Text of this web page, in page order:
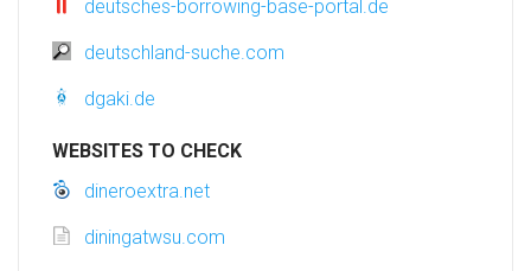
deutsches-borrowing-base-portal.de
deutschland-suche.com
dgaki.de
WEBSITES TO CHECK
dineroextra.net
diningatwsu.com